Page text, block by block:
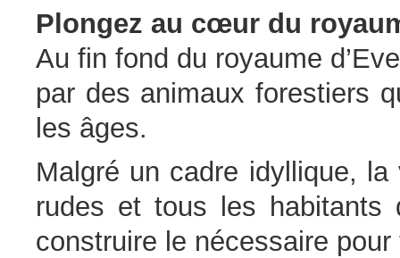
Plongez au cœur du
Au fin fond du royaume
par des animaux forestiers
les âges.
Malgré un cadre idyllique,
rudes et tous les habitants
construire le nécessaire